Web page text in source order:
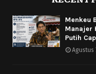
Menkeu
Manajer
Putih
Agustus